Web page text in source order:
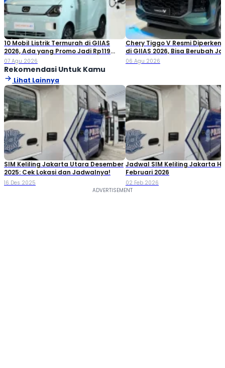
10 Mobil Listrik Termurah di GIIAS
2026, Ada yang Promo Jadi Rp119
Jutaan!
07 Agu 2026
Chery Tiggo V Resmi
di GIIAS 2026, Bisa Berubah
Double Cabin
06 Agu 2026
Rekomendasi Untuk Kamu
Lihat Lainnya
SIM Keliling Jakarta Utara Desember
2025: Cek Lokasi dan Jadwalnya!
16 Des 2025
Jadwal SIM Keliling Jakarta
Februari 2026
02 Feb 2026